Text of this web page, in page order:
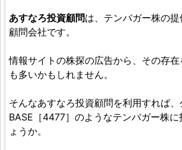
あすなろ投資顧問は、テンバガー株の
顧問会社です。
情報サイトの株探の広告から、その存
も多いかもしれません。
そんなあすなろ投資顧問を利用すれば
BASE［4477］のようなテンバガー株に
ょうか。